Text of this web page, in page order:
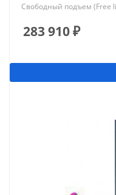
Свободный подъем (Free
283 910₽